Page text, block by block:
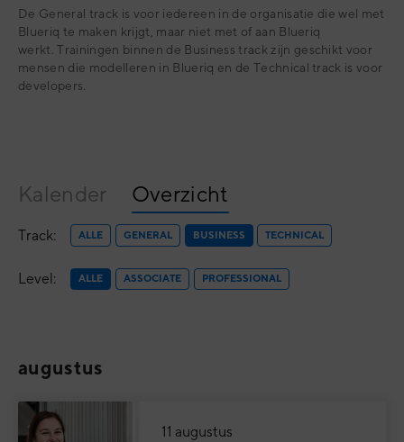
De General track is voor iedereen in de organisatie die wel met
Blueriq te maken krijgt, maar niet met of aan Blueriq
werkt.Trainingen binnen de Business track zijn geschikt voor
mensen die modelleren in Blueriq en de Technical track is voor
developers.
Kalender Overzicht
Track: ALLE GENERAL BUSINESS TECHNICAL
Level: ALLE ASSOCIATE PROFESSIONAL
augustus
11 augustus